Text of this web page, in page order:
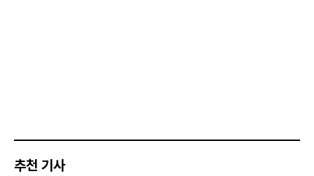
추천 기사